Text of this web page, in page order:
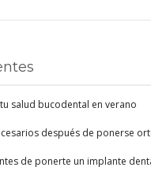
salud bucodental en verano
después de ponerse
de ponerte un implante